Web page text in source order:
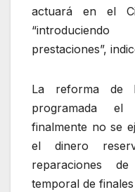
actuará en el
prestaciones”,
La reforma de
programada el
finalmente no se
el dinero
reparaciones
temporal de